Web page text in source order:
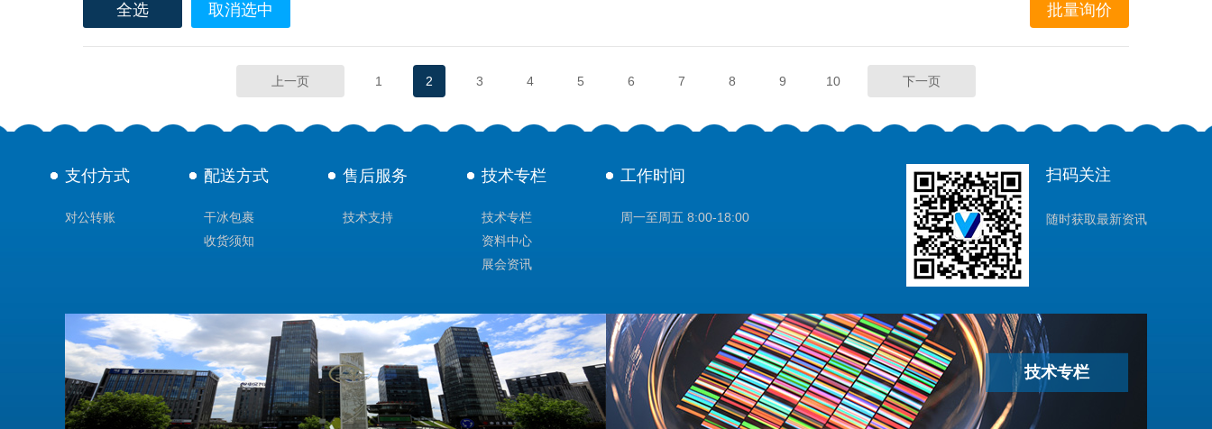
全选 取消选中
上一页 1 2 3 4 5 6 7 8 9 10 下一页
支付方式
对公转账
配送方式
干冰包裹
收货须知
售后服务
技术支持
技术专栏
技术专栏
资料中心
展会资讯
工作时间
周一至周五 8:00-18:00
扫码关注
随时获取最新资讯
技术专栏